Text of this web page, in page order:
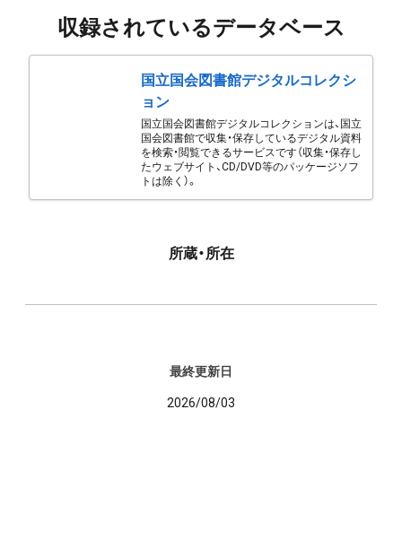
収録されているデータベース
国立国会図書館デジタルコレクシ
ョン
国立国会図書館デジタルコレクションは、国立
国会図書館で収集・保存しているデジタル資料
を検索・閲覧できるサービスです（収集・保存し
たウェブサイト、CD/DVD等のパッケージソフ
トは除く）。
所蔵・所在
最終更新日
2026/08/03